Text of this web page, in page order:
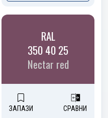
RAL
350 40 25
Nectar red
ЗАПАЗИ СРАВНИ